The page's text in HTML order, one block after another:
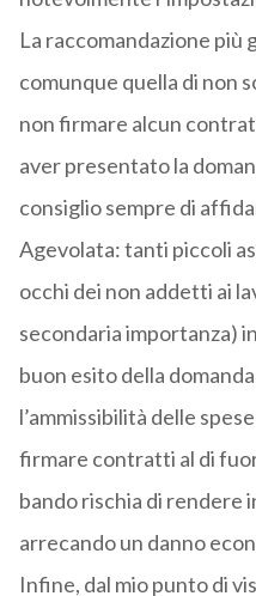
La raccomandazione più
comunque quella di non
non firmare alcun
aver presentato la
consiglio sempre di
Agevolata: tanti piccoli
occhi dei non addetti ai
secondaria importanza)
buon esito della
l’ammissibilità delle
firmare contratti al di
bando rischia di rendere
arrecando un danno
Infine, dal mio punto di